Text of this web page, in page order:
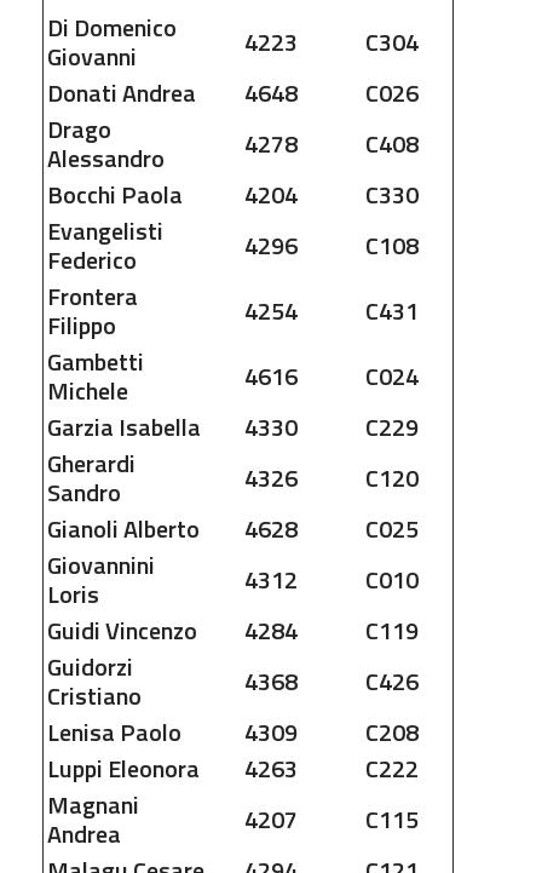
Di Domenico
Giovanni 4223
C304
DonatiAndrea 4648
C026
Drago
Alessandro 4278
C408
Bocchi Paola 4204
C330
Evangelisti
Federico 4296
C108
Frontera
Filippo 4254
C431
Gambetti
Michele 4616
C024
Garzia Isabella 4330
C229
Gherardi
Sandro 4326
C120
GianoliAlberto 4628
C025
Giovannini
Loris 4312
C010
GuidiVincenzo 4284
C119
Guidorzi
Cristiano 4368
C426
Lenisa Paolo 4309
C208
Luppi Eleonora 4263
C222
Magnani
Andrea 4207
C115